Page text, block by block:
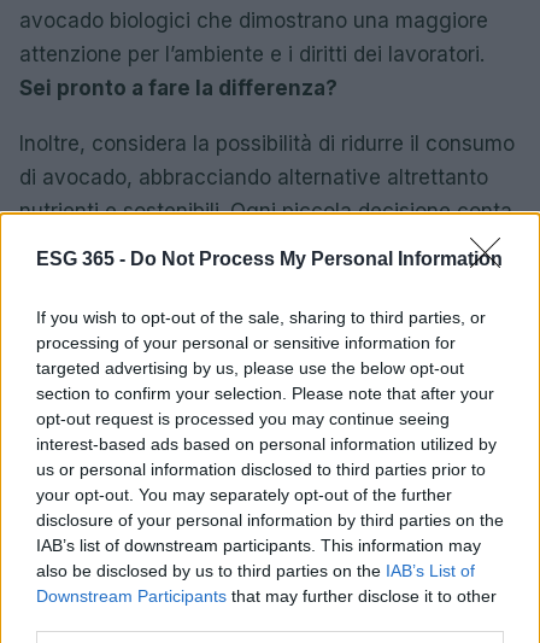
ESG 365 - Do Not Process My Personal Information
If you wish to opt-out of the sale, sharing to third parties, or
processing of your personal or sensitive information for
targeted advertising by us, please use the below opt-out
section to confirm your selection. Please note that after your
opt-out request is processed you may continue seeing
interest-based ads based on personal information utilized by
us or personal information disclosed to third parties prior to
your opt-out. You may separately opt-out of the further
disclosure of your personal information by third parties on the
IAB’s list of downstream participants. This information may
also be disclosed by us to third parties on the IAB’s List of
Downstream Participants that may further disclose it to other
avocado biologici che dimostrano una maggiore
attenzione per l’ambiente e i diritti dei lavoratori.
Sei pronto a fare la differenza?
Inoltre, considera la possibilità di ridurre il consumo
di avocado, abbracciando alternative altrettanto
nutrienti e sostenibili. Ogni piccola decisione conta
e può avere un grande impatto. In conclusione, il
quanto possa sembrare. Dobbiamo essere
consapevoli delle nostre scelte alimentari e delle
loro conseguenze.Condividi questo articolo e
inizia a diffondere la consapevolezza!
AUTORE
AiAdhubMedia